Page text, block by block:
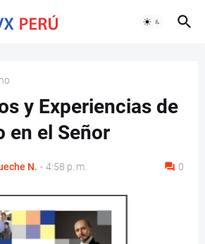
y Experiencias de
en el Señor
N. - 4:58 p. m. 0